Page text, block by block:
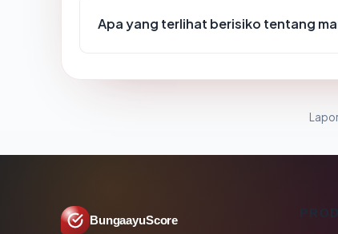
Apa yang terlihat berisiko tentang
BungaayuScore